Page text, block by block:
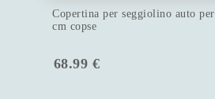
Copertina per seggiolino auto
cm copse
68.99 €